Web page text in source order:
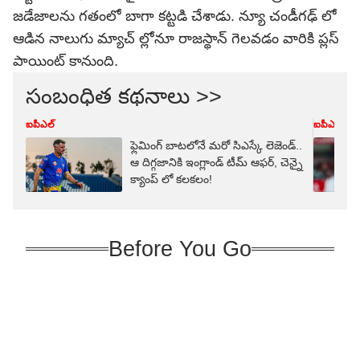
జడేజాలను గతంలో బాగా కట్టడి చేశాడు. న్యూ చండీగఢ్ లో
ఆడిన నాలుగు మ్యాచ్ ల్లోనూ రాజస్థాన్ గెలవడం వారికి ప్లస్
పాయింట్ కానుంది.
సంబంధిత కథనాలు >>
ఐపీఎల్
ఫ్లెమింగ్ బాటలోనే మరో సిఎస్కే లెజెండ్..
ఆ దిగ్గజానికి ఇంగ్లాండ్ టీమ్ ఆఫర్, చెన్నై
క్యాంప్ లో క‌ల‌క‌లం!
ఐపీఎల్
Before You Go